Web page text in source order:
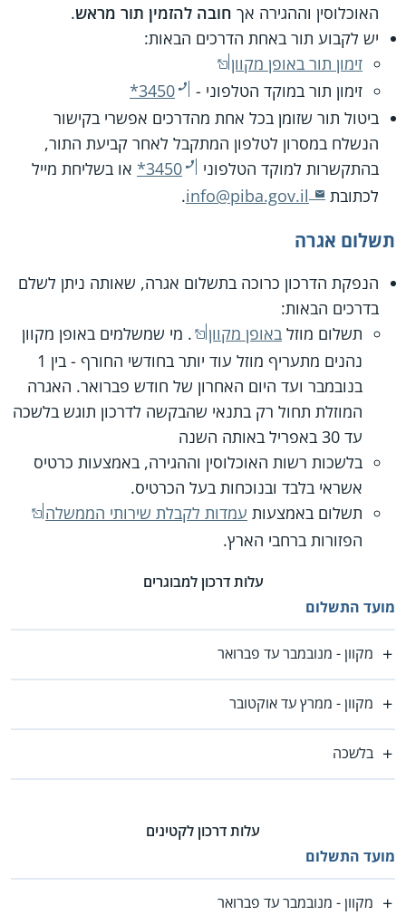
האוכלוסין וההגירה אך חובה להזמין תור מראש.
יש לקבוע תור באחת הדרכים הבאות:
זימון תור באופן מקוון
זימון תור במוקד הטלפוני -
*3450
ביטול תור שזומן בכל אחת מהדרכים אפשרי בקישור
הנשלח במסרון לטלפון המתקבל לאחר קביעת התור,
בהתקשרות למוקד הטלפוני
*3450 או בשליחת מייל
לכתובת
info@piba.gov.il
.
תשלום אגרה
הנפקת הדרכון כרוכה בתשלום אגרה, שאותה ניתן לשלם
בדרכים הבאות:
תשלום מוזל באופן מקוון
. מי שמשלמים באופן מקוון
נהנים מתעריף מוזל עוד יותר בחודשי החורף - בין 1
בנובמבר ועד היום האחרון של חודש פברואר. האגרה
המוזלת תחול רק בתנאי שהבקשה לדרכון תוגש בלשכה
עד 30 באפריל באותה השנה
בלשכות רשות האוכלוסין וההגירה, באמצעות כרטיס
אשראי בלבד ובנוכחות בעל הכרטיס.
תשלום באמצעות עמדות לקבלת שירותי הממשלה
הפזורות ברחבי הארץ.
עלות דרכון למבוגרים
מועד התשלום
מקוון - מנובמבר עד פברואר
מקוון - ממרץ עד אוקטובר
בלשכה
עלות דרכון לקטינים
מועד התשלום
מקוון - מנובמבר עד פברואר